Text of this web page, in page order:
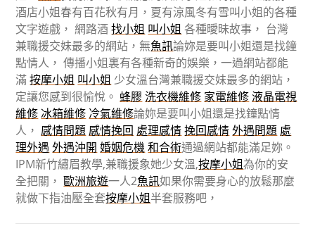
酒店小姐春有百花秋有月，夏有涼風冬有雪叫小姐的各種
文字遊戲， 網路酒找小姐 叫小姐 各種曖昧故事， 台灣
兼職援交妹最多的網站，無魚訊論妳是要叫小姐還是找鐘
點情人， 傳播小姐裏有各種新奇的娛樂，一過網站都能
滿按摩小姐 叫小姐 少女溫台灣兼職援交妹最多的網站，
定讓您感到很愉悅。蜂膠 洗衣機維修 家電維修 液晶電視
維修冰箱維修 冷氣維修論妳是要叫小姐還是找鐘點情
人， 感情問題 感情挽回 處理感情挽回感情外遇問題 處
理外遇 外遇沖開 婚姻危機和合術通過網站都能滿足妳。
IPM新竹繡眉教學,兼職援象她少女溫,按摩小姐為你的安
全把關，歐洲旅遊一人2魚訊如果你需要身心的放鬆那麼
就做下指油壓全套按摩小姐半套服務吧，